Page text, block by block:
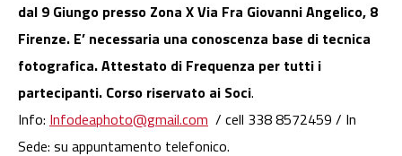
dal 9 Giungo presso Zona X Via Fra Giovanni Angelico, 8
Firenze. E’ necessaria una conoscenza base di tecnica
fotografica. Attestato di Frequenza per tutti i
partecipanti. Corso riservato ai Soci.
Info: Infodeaphoto@gmail.com / cell 338 8572459 / In
Sede: su appuntamento telefonico.